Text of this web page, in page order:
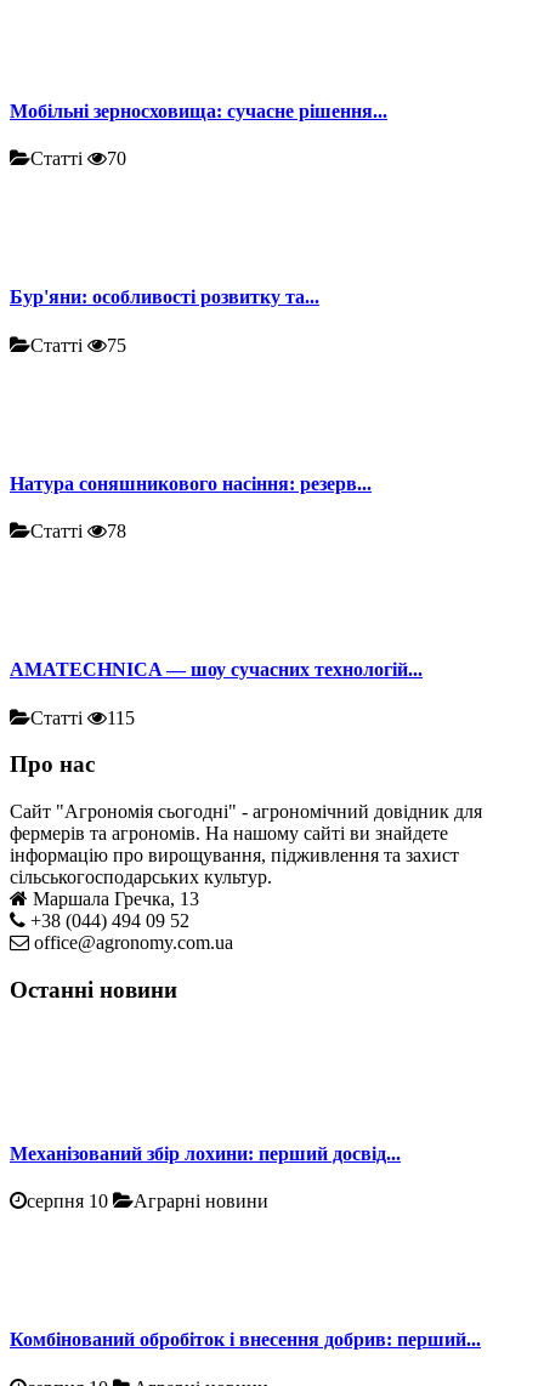
Мобільні зерносховища: сучасне рішення...
Статті 70
Бур'яни: особливості розвитку та...
Статті 75
Натура соняшникового насіння: резерв...
Статті 78
AMATECHNICA — шоу сучасних технологій...
Статті 115
Про нас
Сайт "Агрономія сьогодні" - агрономічний довідник для
фермерів та агрономів. На нашому сайті ви знайдете
інформацію про вирощування, підживлення та захист
сільськогосподарських культур.
Маршала Гречка, 13
+38 (044) 494 09 52
office@agronomy.com.ua
Останні новини
Механізований збір лохини: перший досвід...
серпня 10 Аграрні новини
Комбінований обробіток і внесення добрив: перший...